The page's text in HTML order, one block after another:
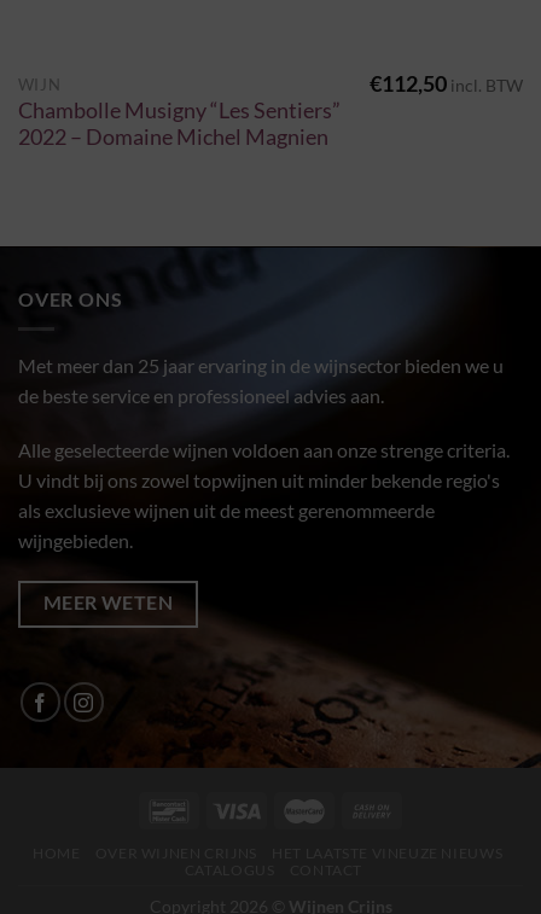
WIJN
Chambolle Musigny “Les Sentiers”
2022 – Domaine Michel Magnien
€112,50 incl. BTW
OVER ONS
Met meer dan 25 jaar ervaring in de wijnsector bieden we u
de beste service en professioneel advies aan.
Alle geselecteerde wijnen voldoen aan onze strenge criteria.
U vindt bij ons zowel topwijnen uit minder bekende regio's
als exclusieve wijnen uit de meest gerenommeerde
wijngebieden.
MEER WETEN
Copyright 2026 © Wijnen Crijns